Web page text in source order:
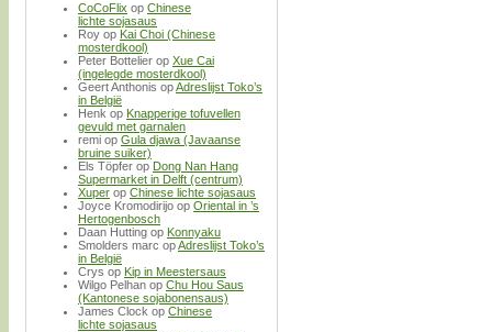
CoCoFlix op Chinese
lichte sojasaus
Roy op Kai Choi (Chinese
mosterdkool)
Peter Bottelier op Xue Cai
(ingelegde mosterdkool)
Geert Anthonis opAdreslijst Toko’s
in België
Henk op Knapperige tofuvellen
gevuld met garnalen
remi op Gula djawa (Javaanse
bruine suiker)
Els Töpfer op Dong Nan Hang
Supermarket in Delft (centrum)
Xuper op Chinese lichte sojasaus
Joyce Kromodirijo op Oriental in ’s
Hertogenbosch
Daan Hutting op Konnyaku
Smolders marc opAdreslijst Toko’s
in België
Crys op Kip in Meestersaus
Wilgo Pelhan op Chu Hou Saus
(Kantonese sojabonensaus)
James Clock op Chinese
lichte sojasaus